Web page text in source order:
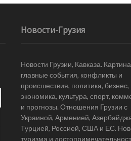
Новости-Грузия
Новости Грузии, Кавказа.
главные события, конфликты и
происшествия, политика, бизнес,
экономика, культура, спорт,
и прогнозы. Отношения Грузии с
Украиной, Арменией,
Турцией, Россией, США и ЕС.
туризма и